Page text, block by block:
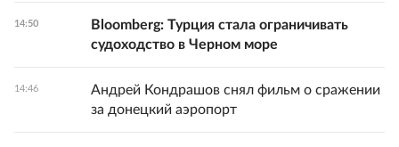
14:50
Bloomberg: Турция стала ограничивать
судоходство в Черном море
14:46
Андрей Кондрашов снял фильм о сражении
за донецкий аэропорт